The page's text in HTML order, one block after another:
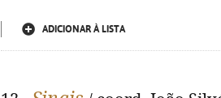
ADICIONAR À LISTA